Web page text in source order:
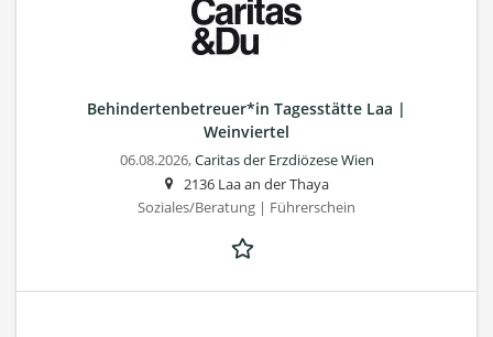
Behindertenbetreuer*in Tagesstätte Laa |
Weinviertel
06.08.2026,Caritas der Erzdiözese Wien
2136 Laa an der Thaya
Soziales/Beratung | Führerschein